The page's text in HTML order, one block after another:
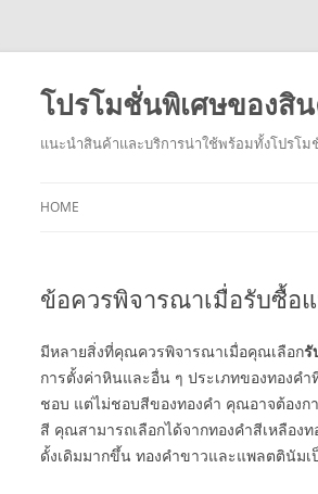
โปรโมชั่นพิเศษของสิ
แนะนำสินค้าและบริการน่าใช้พร้อมทั้งโปรโม
HOME
ข้อควรพิจารณาเมื่อรับซื้อ
มีหลายสิ่งที่คุณควรพิจารณาเมื่อคุณเลือกรั
การตั้งค่าหินและอื่น ๆ ประเภทของทอง
ชอบ แต่ไม่ชอบสีของทองคำ คุณอาจต้อง
สี คุณสามารถเลือกได้จากทองคำสีเหลือง
ดั้งเดิมมากขึ้น ทองคำขาวและแพลตตินัม